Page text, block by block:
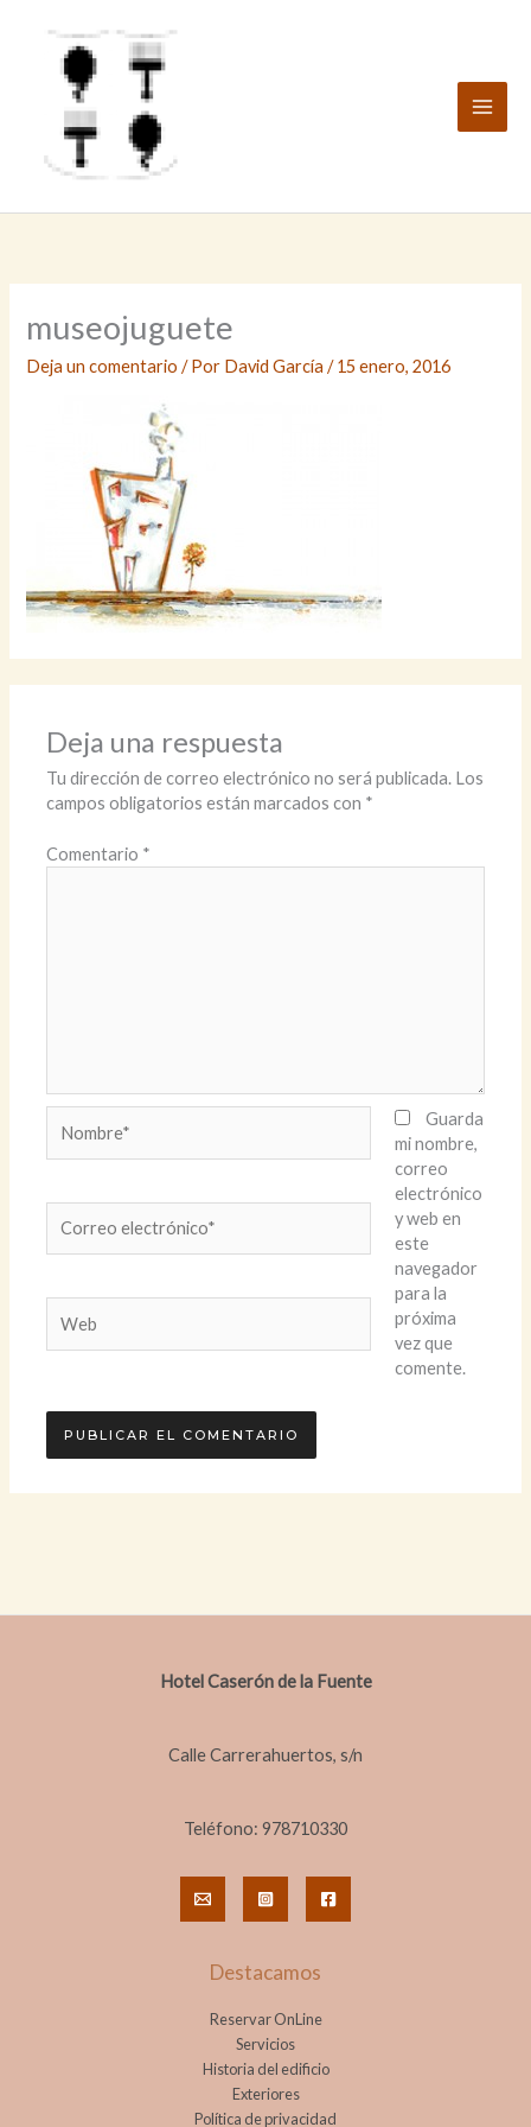
contenido
museojuguete
Deja un comentario / Por David García/15 enero, 2016
Deja una respuesta
Tu dirección de correo electrónico no será publicada. Los
campos obligatorios están marcados con *
Comentario *
electrónico*
Guarda
mi nombre,
correo
electrónico
y web en
este
navegador
para la
próxima
vez que
comente.
Hotel Caserón de la Fuente
Calle Carrerahuertos, s/n
Teléfono: 978710330
Destacamos
Reservar OnLine
Servicios
Historia del edificio
Exteriores
Política de privacidad